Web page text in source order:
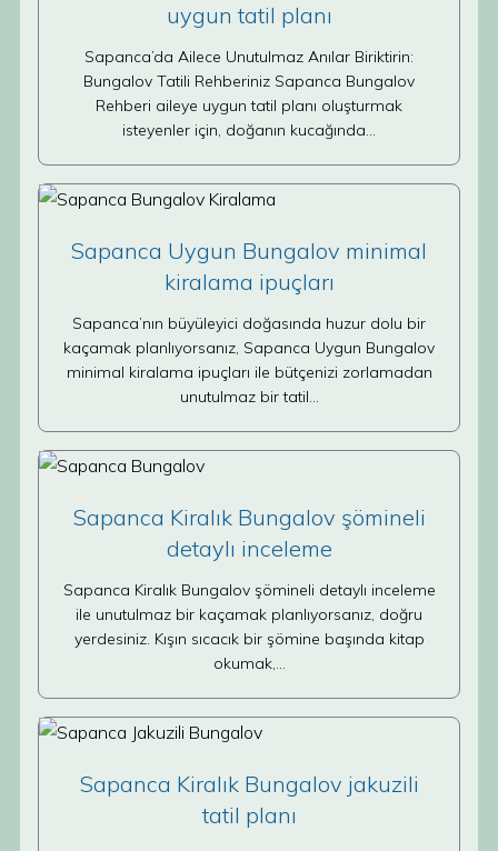
uygun tatil planı
Sapanca’da Ailece Unutulmaz Anılar Biriktirin:
Bungalov Tatili Rehberiniz Sapanca Bungalov
Rehberi aileye uygun tatil planı oluşturmak
isteyenler için, doğanın kucağında…
Sapanca Uygun Bungalov minimal
kiralama ipuçları
Sapanca’nın büyüleyici doğasında huzur dolu bir
kaçamak planlıyorsanız, Sapanca Uygun Bungalov
minimal kiralama ipuçları ile bütçenizi zorlamadan
unutulmaz bir tatil…
Sapanca Kiralık Bungalov şömineli
detaylı inceleme
Sapanca Kiralık Bungalov şömineli detaylı inceleme
ile unutulmaz bir kaçamak planlıyorsanız, doğru
yerdesiniz. Kışın sıcacık bir şömine başında kitap
okumak,…
Sapanca Kiralık Bungalov jakuzili
tatil planı